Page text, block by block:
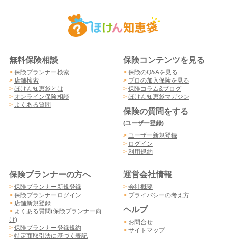
無料保険相談
> 保険プランナー検索
> 店舗検索
> ほけん知恵袋とは
> オンライン保険相談
> よくある質問
保険コンテンツを見る
> 保険のQ&Aを見る
> プロの加入保険を見る
> 保険コラム&ブログ
> ほけん知恵袋マガジン
保険の質問をする
(ユーザー登録)
> ユーザー新規登録
> ログイン
> 利用規約
保険プランナーの方へ
> 保険プランナー新規登録
> 保険プランナーログイン
> 店舗新規登録
> よくある質問(保険プランナー向
け)
> 保険プランナー登録規約
> 特定商取引法に基づく表記
運営会社情報
> 会社概要
> プライバシーの考え方
ヘルプ
> お問合せ
> サイトマップ